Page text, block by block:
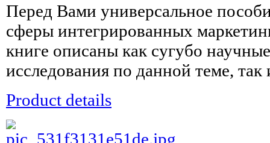
Перед Вами универсальное
сферы интегрированных
книге описаны как сугубо
исследования по данной теме,
Product details